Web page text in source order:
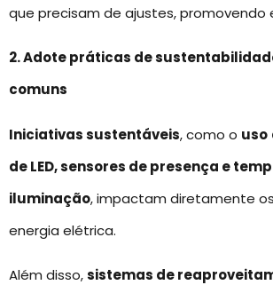
que precisam de ajustes, promovendo
2. Adote práticas de
comuns
Iniciativas sustentáveis, como o uso
de LED, sensores de presença e
iluminação, impactam diretamente
energia elétrica.
Além disso,sistemas de